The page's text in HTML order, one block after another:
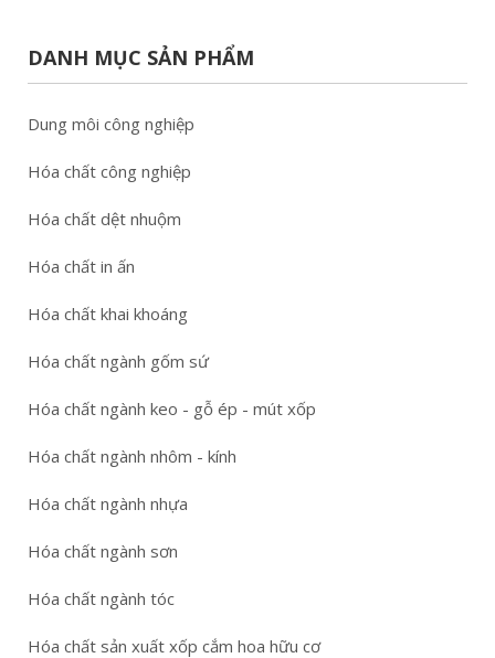
DANH MỤC SẢN PHẨM
Dung môi công nghiệp
Hóa chất công nghiệp
Hóa chất dệt nhuộm
Hóa chất in ấn
Hóa chất khai khoáng
Hóa chất ngành gốm sứ
Hóa chất ngành keo - gỗ ép - mút xốp
Hóa chất ngành nhôm - kính
Hóa chất ngành nhựa
Hóa chất ngành sơn
Hóa chất ngành tóc
Hóa chất sản xuất xốp cắm hoa hữu cơ